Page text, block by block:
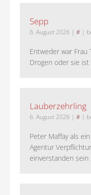
Sepp
6. August 2026 | # |
Entweder war Frau
Drogen oder sie
Lauberzehrling
6. August 2026 | # |
Peter Maffay als
Agentur
einverstanden